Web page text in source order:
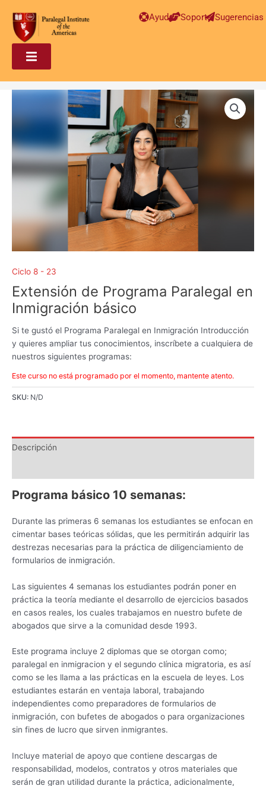
Ayuda Soporte Sugerencias
Ciclo 8 - 23
Extensión de Programa Paralegal en
Inmigración básico
Si te gustó el Programa Paralegal en Inmigración Introducción
y quieres ampliar tus conocimientos, inscríbete a cualquiera de
nuestros siguientes programas:
Este curso no está programado por el momento, mantente atento.
SKU: N/D
Descripción
Programa básico 10 semanas:
Durante las primeras 6 semanas los estudiantes se enfocan en
cimentar bases teóricas sólidas, que les permitirán adquirir las
destrezas necesarias para la práctica de diligenciamiento de
formularios de inmigración.
Las siguientes 4 semanas los estudiantes podrán poner en
práctica la teoría mediante el desarrollo de ejercicios basados
en casos reales, los cuales trabajamos en nuestro bufete de
abogados que sirve a la comunidad desde 1993.
Este programa incluye 2 diplomas que se otorgan como;
paralegal en inmigracion y el segundo clínica migratoria, es así
como se les llama a las prácticas en la escuela de leyes. Los
estudiantes estarán en ventaja laboral, trabajando
independientes como preparadores de formularios de
inmigración, con bufetes de abogados o para organizaciones
sin fines de lucro que sirven inmigrantes.
Incluye material de apoyo que contiene descargas de
responsabilidad, modelos, contratos y otros materiales que
serán de gran utilidad durante la práctica, adicionalmente,